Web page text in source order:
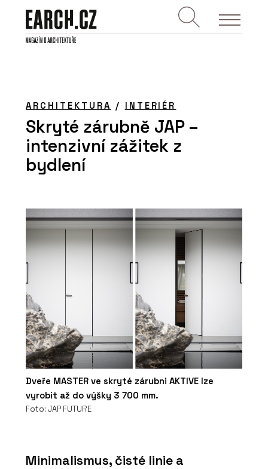
ARCHITEKTURA / INTERIÉR
Skryté zárubně JAP –
intenzivní zážitek z
bydlení
Dveře MASTER ve skryté zárubni AKTIVE lze
vyrobit až do výšky 3 700 mm.
Foto: JAP FUTURE
Minimalismus, čisté linie a